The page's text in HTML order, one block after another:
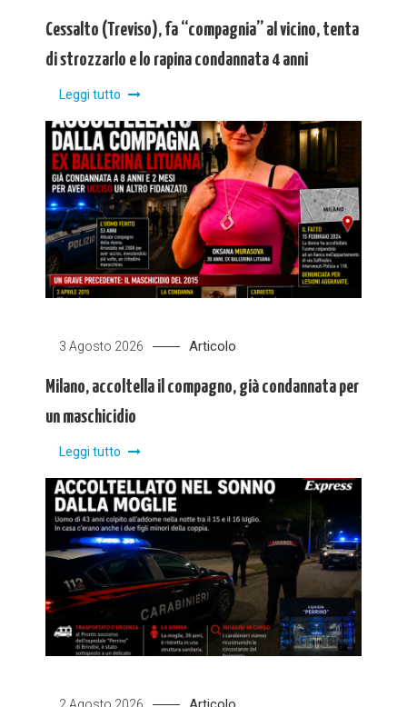
Cessalto (Treviso), fa “compagnia” al vicino, tenta
di strozzarlo e lo rapina condannata 4 anni
Leggi tutto
3 Agosto 2026 Articolo
Milano, accoltella il compagno, già condannata per
un maschicidio
Leggi tutto
2 Agosto 2026